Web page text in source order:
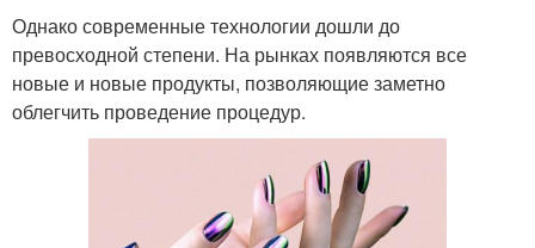
Однако современные технологии дошли до
превосходной степени. На рынках появляются все
новые и новые продукты, позволяющие заметно
облегчить проведение процедур.